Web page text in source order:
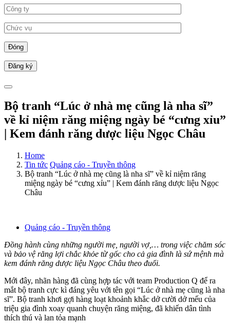
Đóng
Bộ tranh “Lúc ở nhà mẹ cũng là nha sĩ”
về kỉ niệm răng miệng ngày bé “cưng xỉu”
| Kem đánh răng dược liệu Ngọc Châu
Home
Tin tức Quảng cáo - Truyền thông
Bộ tranh “Lúc ở nhà mẹ cũng là nha sĩ” về kỉ niệm răng
miệng ngày bé “cưng xỉu” | Kem đánh răng dược liệu Ngọc
Châu
Quảng cáo - Truyền thông
Đồng hành cùng những người mẹ, người vợ,… trong việc chăm sóc
và bảo vệ răng lợi chắc khỏe từ gốc cho cả gia đình là sứ mệnh mà
kem đánh răng dược liệu Ngọc Châu theo đuổi.
Mới đây, nhãn hàng đã cùng hợp tác với team Production Q để ra
mắt bộ tranh cực kì đáng yêu với tên gọi “Lúc ở nhà mẹ cũng là nha
sĩ”. Bộ tranh khơi gợi hàng loạt khoảnh khắc dở cười dở mếu của
triệu gia đình xoay quanh chuyện răng miệng, đã khiến dân tình
thích thú và lan tỏa mạnh